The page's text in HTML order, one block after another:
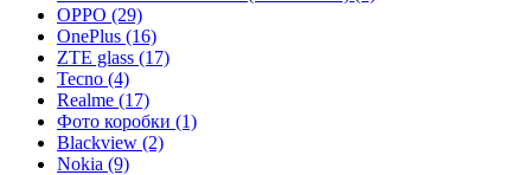
OPPO (29)
OnePlus (16)
ZTE glass (17)
Tecno (4)
Realme (17)
Фото коробки (1)
Blackview (2)
Nokia (9)